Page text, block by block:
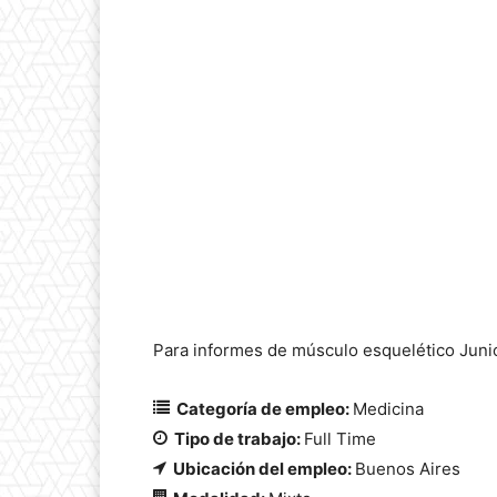
Para informes de músculo esquelético
Categoría de empleo: Medicina
Tipo de trabajo: Full Time
Ubicación del empleo: Buenos Aires